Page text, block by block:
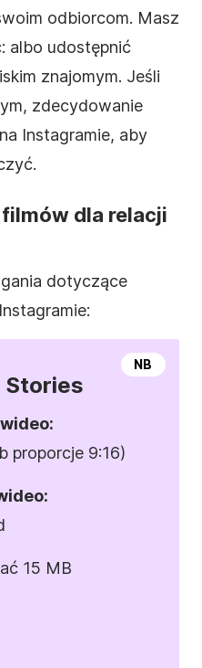
odbiorcom. Masz
albo udostępnić
znajomym. Jeśli
zdecydowanie
Instagramie, aby
dla relacji
dotyczące
Instagramie:
NB
Stories
wideo:
proporcje 9:16)
15 MB